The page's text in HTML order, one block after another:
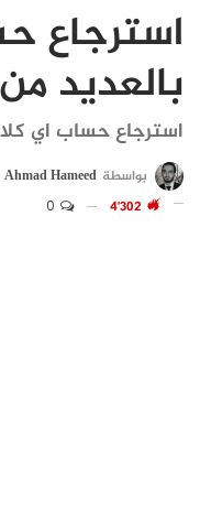
استرجاع
بالعديد
استرجاع حساب اي
بواسطة Ahmad Hameed